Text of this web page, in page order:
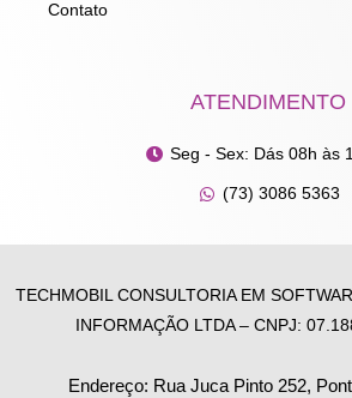
Contato
ATENDIMENTO
Seg - Sex: Dás 08h às
(73) 3086 5363
TECHMOBIL CONSULTORIA EM
INFORMAÇÃO LTDA – CNPJ:
Endereço: Rua Juca Pinto 252,